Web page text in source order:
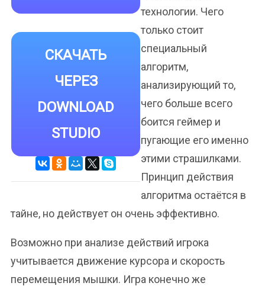
СКАЧАТЬ
ЧЕРЕЗ
DOWNLOAD
STUDIO
технологии. Чего
только стоит
специальный
алгоритм,
анализирующий то,
чего больше всего
боится геймер и
пугающие его именно
этими страшилками.
Принцип действия
алгоритма остаётся в
тайне, но действует он очень эффективно.
Возможно при анализе действий игрока
учитывается движение курсора и скорость
перемещения мышки. Игра конечно же